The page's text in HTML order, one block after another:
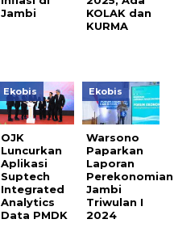
Jambi
KOLAK dan
KURMA
Ekobis
OJK
Luncurkan
Aplikasi
Suptech
Integrated
Analytics
Data PMDK
Ekobis
Warsono
Paparkan
Laporan
Perekonomian
Jambi
Triwulan I
2024